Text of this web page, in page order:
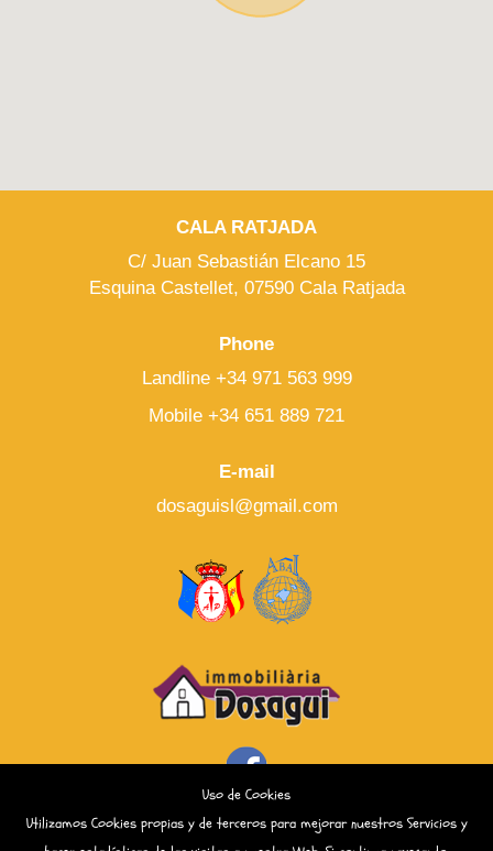
Uso de Cookies
Utilizamos Cookies propias y de terceros para mejorar nuestros Servicios y
CALA RATJADA
C/ Juan Sebastián Elcano 15
Esquina Castellet, 07590 Cala Ratjada
Phone
Landline +34 971 563 999
Mobile +34 651 889 721
E-mail
dosaguisl@gmail.com
All rights reserved (2016) © · Legal warning